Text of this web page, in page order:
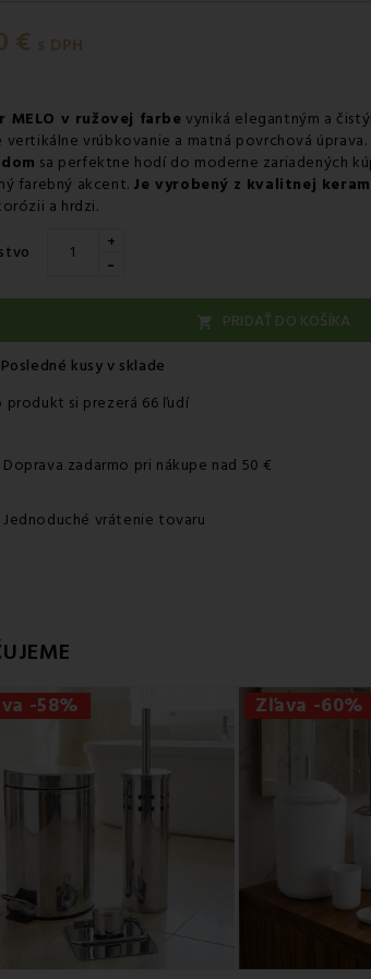
-Vyzdvihnutie na predajni
-Osobný odber v odbernom mieste GLS
10.08 -Packeta doručenie kuriérom
€ s DPH
MELO v ružovej farbe vyniká elegantným a
vertikálne vrúbkovanie a matná povrchová úprava.
sa perfektne hodí do moderne zariadených
farebný akcent. Je vyrobený z kvalitnej
a hrdzi.
+
-
 PRIDAŤ DO KOŠÍKA
Posledné kusy v sklade
produkt si prezerá 66 ľudí
Doprava zadarmo pri nákupe nad 50 €
Jednoduché vrátenie tovaru
-58% Zľava -60%